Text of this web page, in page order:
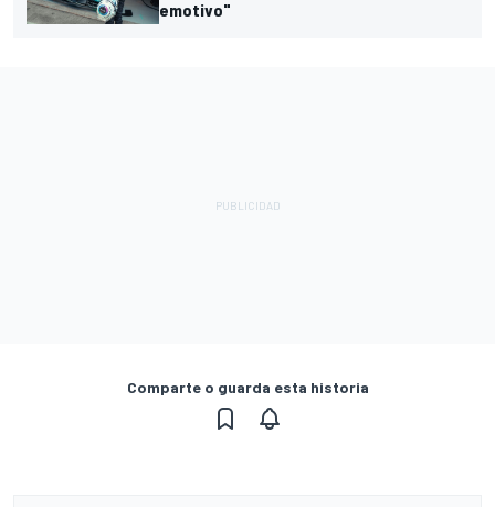
emotivo"
Comparte o guarda esta historia